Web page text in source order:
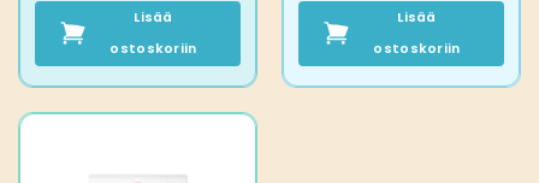
Lisää
ostoskoriin
Lisää
ostoskoriin